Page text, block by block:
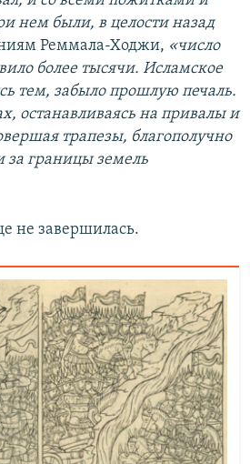
нем были, в целости назад
Реммала-Ходжи, «число
более тысячи. Исламское
тем, забыло прошлую печаль.
останавливаясь на привалы и
трапезы, благополучно
границы земель
не завершилась.